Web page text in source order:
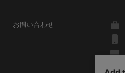
お問い合わせ